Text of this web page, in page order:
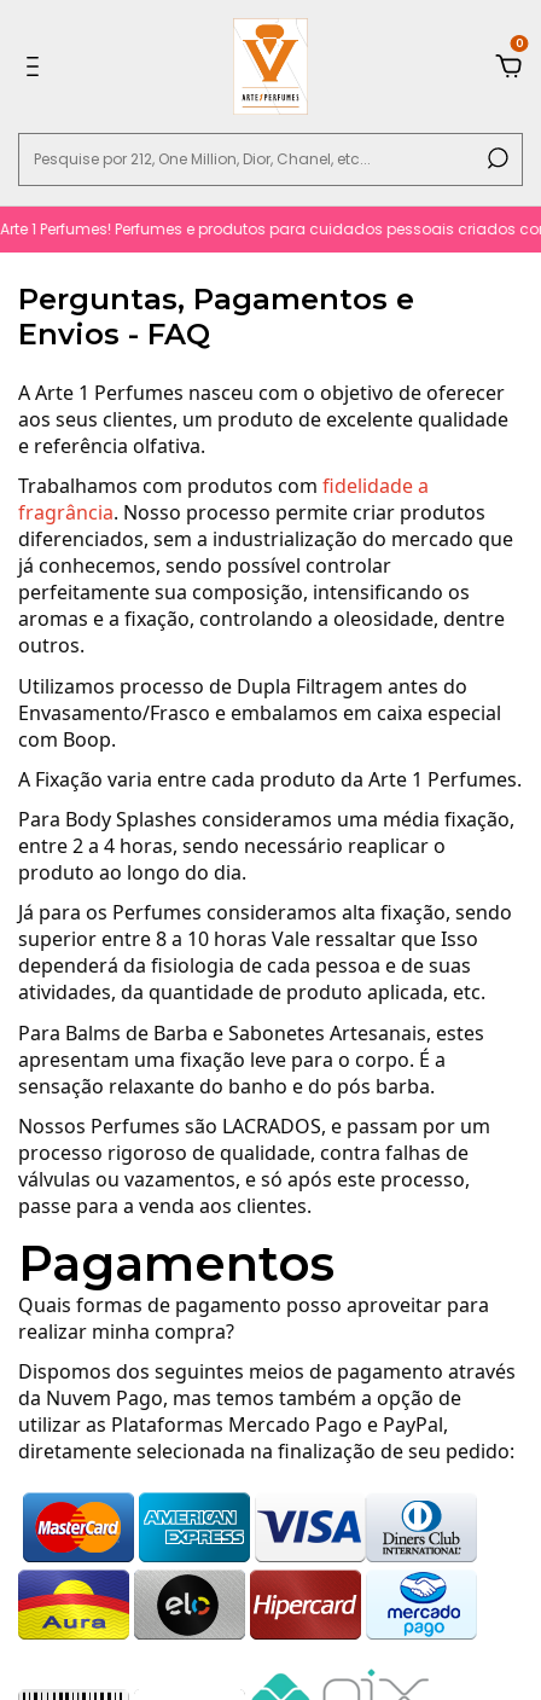
0
1 Perfumes! Perfumes e produtos para cuidados pessoais criados
Perguntas, Pagamentos e
Envios - FAQ
A Arte 1 Perfumes nasceu com o objetivo de oferecer
aos seus clientes, um produto de excelente qualidade
e referência olfativa.
Trabalhamos com produtos com fidelidade a
fragrância. Nosso processo permite criar produtos
diferenciados, sem a industrialização do mercado que
já conhecemos, sendo possível controlar
perfeitamente sua composição, intensificando os
aromas e a fixação, controlando a oleosidade, dentre
outros.
Utilizamos processo de Dupla Filtragem antes do
Envasamento/Frasco e embalamos em caixa especial
com Boop.
A Fixação varia entre cada produto da Arte 1 Perfumes.
Para Body Splashes consideramos uma média fixação,
entre 2 a 4 horas, sendo necessário reaplicar o
produto ao longo do dia.
Já para os Perfumes consideramos alta fixação, sendo
superior entre 8 a 10 horas Vale ressaltar que Isso
dependerá da fisiologia de cada pessoa e de suas
atividades, da quantidade de produto aplicada, etc.
Para Balms de Barba e Sabonetes Artesanais, estes
apresentam uma fixação leve para o corpo. É a
sensação relaxante do banho e do pós barba.
Nossos Perfumes são LACRADOS, e passam por um
processo rigoroso de qualidade, contra falhas de
válvulas ou vazamentos, e só após este processo,
passe para a venda aos clientes.
Pagamentos
Quais formas de pagamento posso aproveitar para
realizar minha compra?
Dispomos dos seguintes meios de pagamento através
da Nuvem Pago, mas temos também a opção de
utilizar as Plataformas Mercado Pago e PayPal,
diretamente selecionada na finalização de seu pedido: